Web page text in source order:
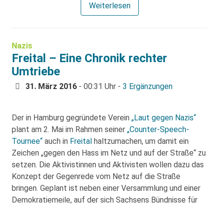
Weiterlesen
Nazis
Freital – Eine Chronik rechter
Umtriebe
31. März 2016 - 00:31 Uhr - 3 Ergänzungen
Der in Hamburg gegründete Verein „Laut gegen Nazis“
plant am 2. Mai im Rahmen seiner „Counter-Speech-
Tournee“ auch in Freital haltzumachen, um damit ein
Zeichen „gegen den Hass im Netz und auf der Straße“ zu
setzen. Die Aktivistinnen und Aktivisten wollen dazu das
Konzept der Gegenrede vom Netz auf die Straße
bringen. Geplant ist neben einer Versammlung und einer
Demokratiemeile, auf der sich Sachsens Bündnisse für